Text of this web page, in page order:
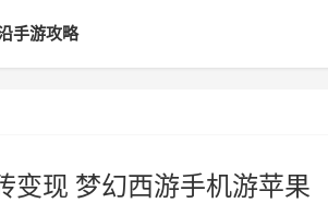
手游攻略
变现 梦幻西游手机游苹果